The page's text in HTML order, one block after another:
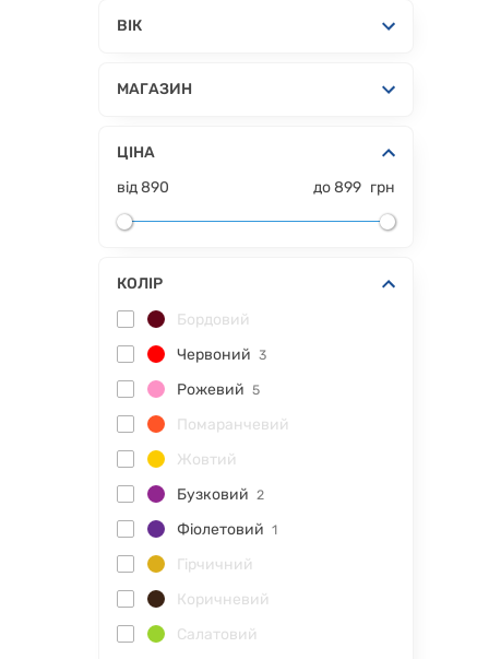
ВІК
МАГАЗИН
ЦІНА
від890 до 899 грн
КОЛІР
Бордовий
Червоний 3
Рожевий 5
Помаранчевий
Жовтий
Бузковий 2
Фіолетовий 1
Гірчичний
Коричневий
Салатовий